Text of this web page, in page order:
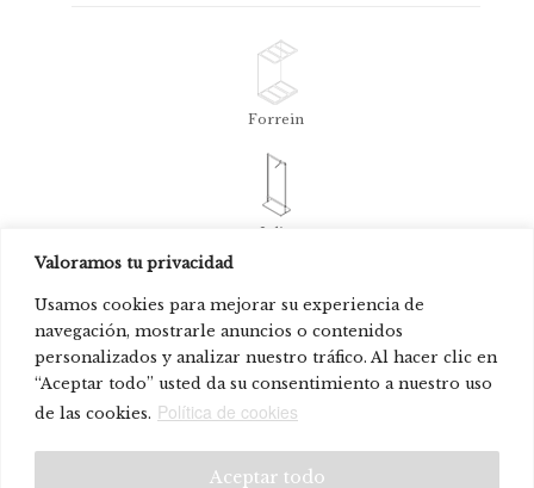
Valoramos tu privacidad
Usamos cookies para mejorar su experiencia de
navegación, mostrarle anuncios o contenidos
personalizados y analizar nuestro tráfico. Al hacer clic en
“Aceptar todo” usted da su consentimiento a nuestro uso
de las cookies. Política de cookies
Aceptar todo
Forrein
Inlin
© Systemtronic |Rechtliche Warnung